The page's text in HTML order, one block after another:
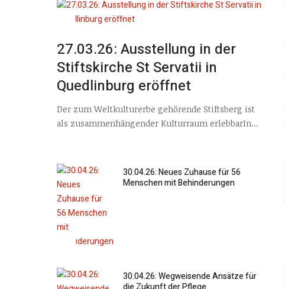
27.03.26: Ausstellung in der
Stiftskirche St Servatii in
Quedlinburg eröffnet
Der zum Weltkulturerbe gehörende Stiftsberg ist
als zusammenhängender Kulturraum erlebbarIn...
30.04.26: Neues Zuhause für 56
Menschen mit Behinderungen
30.04.26: Wegweisende Ansätze für